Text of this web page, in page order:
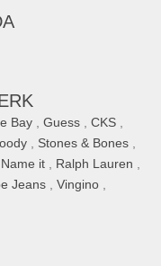
Bay Guess CKS
Stones & Bones
Name it Ralph Lauren
Jeans Vingino